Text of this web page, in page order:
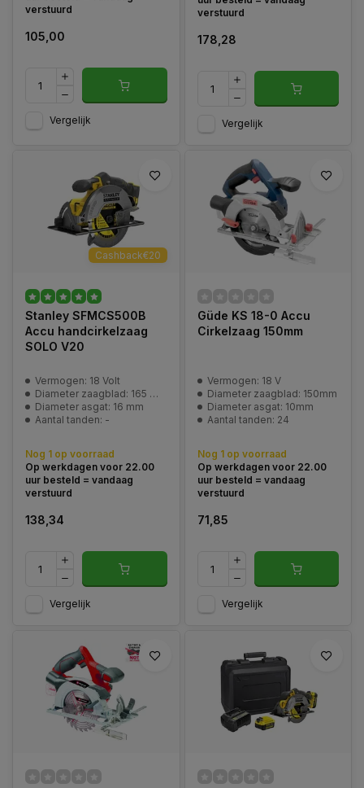
snoerloos
verstuurd
105,00
Vergelijk
levert deze machine hoge
prestaties
verstuurd
178,28
Vergelijk
Cashback€20
Stanley SFMCS500B
Accu handcirkelzaag
SOLO V20
Vermogen: 18 Volt
Diameter zaagblad: 165 mm
Diameter asgat: 16 mm
Aantal tanden: -
Nog 1 op voorraad
Op werkdagen voor 22.00
uur besteld = vandaag
verstuurd
138,34
Vergelijk
Güde KS 18-0 Accu
Cirkelzaag 150mm
Vermogen: 18 V
Diameter zaagblad: 150mm
Diameter asgat: 10mm
Aantal tanden: 24
Nog 1 op voorraad
Op werkdagen voor 22.00
uur besteld = vandaag
verstuurd
71,85
Vergelijk